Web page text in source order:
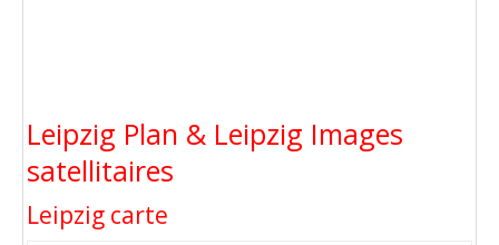
Leipzig Plan & Leipzig Images
satellitaires
Leipzig carte